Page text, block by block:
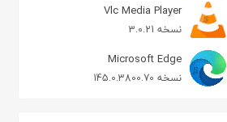
Vlc Media Player
نسخه 3.0.21
Microsoft Edge
نسخه 145.0.3800.70